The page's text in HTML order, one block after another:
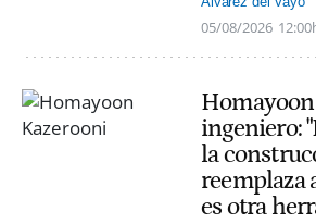
05/08/2026
ingeniero:
la
reemplaza
es otra